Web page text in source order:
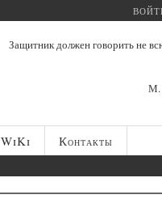
Защитник должен говорить не
М.
WiKi Контакты